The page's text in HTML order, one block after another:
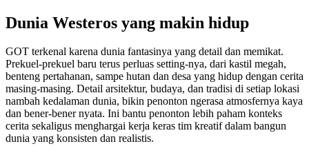
Dunia Westeros yang makin hidup
GOT terkenal karena dunia fantasinya yang detail dan memikat.
Prekuel-prekuel baru terus perluas setting-nya, dari kastil megah,
benteng pertahanan, sampe hutan dan desa yang hidup dengan cerita
masing-masing. Detail arsitektur, budaya, dan tradisi di setiap lokasi
nambah kedalaman dunia, bikin penonton ngerasa atmosfernya kaya
dan bener-bener nyata. Ini bantu penonton lebih paham konteks
cerita sekaligus menghargai kerja keras tim kreatif dalam bangun
dunia yang konsisten dan realistis.